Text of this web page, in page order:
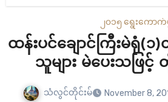
၂၀၁၅ ရွေးကော
ထန်းပင်ချောင်ကြီးမဲရုံ(၁
သူများ မဲပေးသဖြင့်
သံလွင်တိုင်းမ် November 8,